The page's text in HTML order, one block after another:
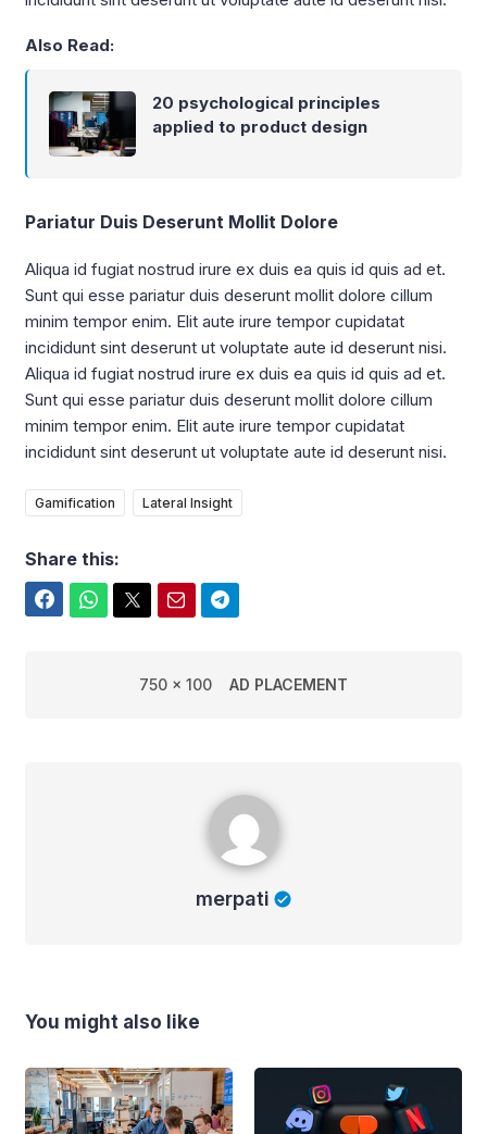
Also Read:
20 psychological principles
applied to product design
Pariatur Duis Deserunt Mollit Dolore
Aliqua id fugiat nostrud irure ex duis ea quis id quis ad et.
Sunt qui esse pariatur duis deserunt mollit dolore cillum
minim tempor enim. Elit aute irure tempor cupidatat
incididunt sint deserunt ut voluptate aute id deserunt nisi.
Aliqua id fugiat nostrud irure ex duis ea quis id quis ad et.
Sunt qui esse pariatur duis deserunt mollit dolore cillum
minim tempor enim. Elit aute irure tempor cupidatat
incididunt sint deserunt ut voluptate aute id deserunt nisi.
Gamification Lateral Insight
Share this:
750 x 100 AD PLACEMENT
merpati
You might also like